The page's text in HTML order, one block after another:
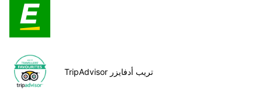
TripAdvisor تريب أدفايزر